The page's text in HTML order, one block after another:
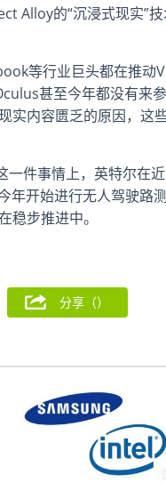
Alloy的“沉浸式现实”
等行业巨头都在推动
甚至今年都没有来
实内容匮乏的原因，这
件事情上，英特尔在
年开始进行无人驾驶路
稳步推进中。
分享（）